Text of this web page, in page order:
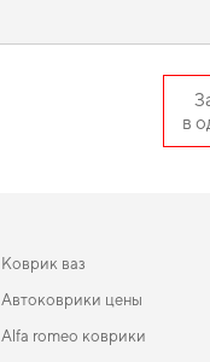
в
Коврик ваз
Автоковрики цены
Alfa romeo коврики